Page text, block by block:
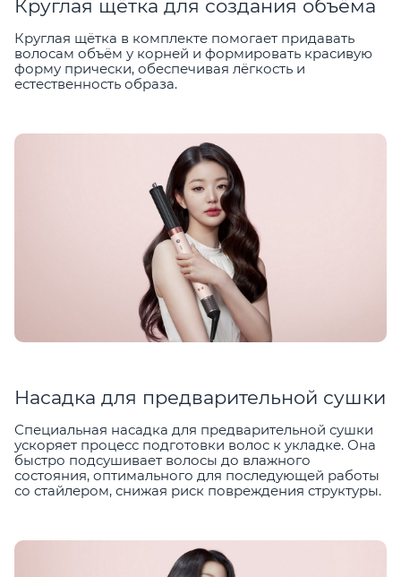
Круглая щётка для создания объёма
Круглая щётка в комплекте помогает придавать
волосам объём у корней и формировать красивую
форму прически, обеспечивая лёгкость и
естественность образа.
Насадка для предварительной сушки
Специальная насадка для предварительной сушки
ускоряет процесс подготовки волос к укладке. Она
быстро подсушивает волосы до влажного
состояния, оптимального для последующей работы
со стайлером, снижая риск повреждения структуры.